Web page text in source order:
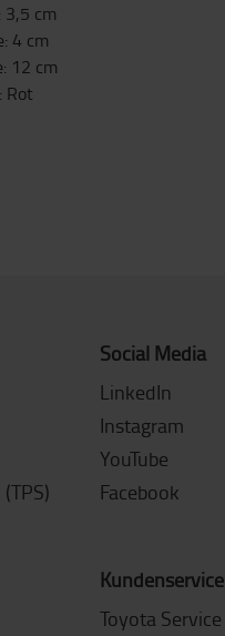
3,5 cm
: 4 cm
: 12 cm
: Rot
Social Media
LinkedIn
Instagram
YouTube
Facebook
Kundenservice
Toyota Service